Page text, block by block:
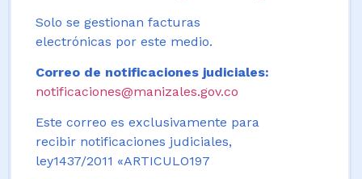
Solo se gestionan facturas
electrónicas por este medio.
Correo de notificaciones judiciales:
notificaciones@manizales.gov.co
Este correo es exclusivamente para
recibir notificaciones judiciales,
ley1437/2011 «ARTICULO197